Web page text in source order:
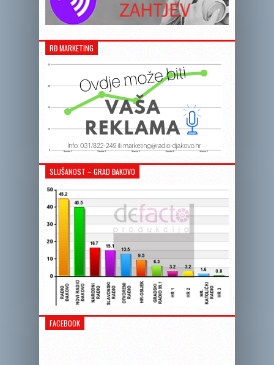
RĐ MARKETING
SLUŠANOST – GRAD ĐAKOVO
FACEBOOK